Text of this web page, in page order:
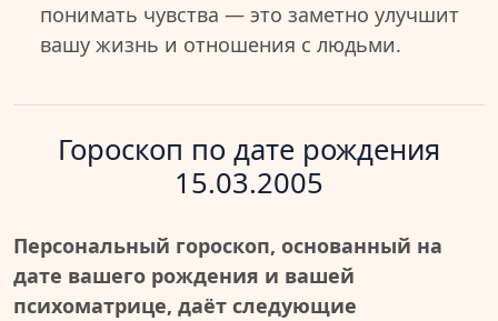
понимать чувства — это заметно улучшит
вашу жизнь и отношения с людьми.
Гороскоп по дате рождения
15.03.2005
Персональный гороскоп, основанный на
дате вашего рождения и вашей
психоматрице, даёт следующие